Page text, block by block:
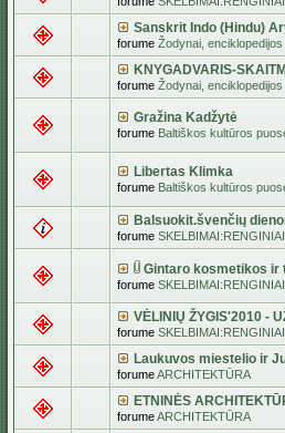
Sanskrit Indo (Hindu)
forume Žodynai, enciklopedijos
KNYGADVARIS-
forume Žodynai, enciklopedijos
Gražina Kadžytė
forume Baltiškos kultūros
Libertas Klimka
forume Baltiškos kultūros
Balsuokit.švenčių
forume
Gintaro kosmetikos ir
forume
VĖLINIŲ ŽYGIS'2010 -
forume
Laukuvos miestelio ir
forumeARCHITEKTŪRA
ETNINĖS
forumeARCHITEKTŪRA